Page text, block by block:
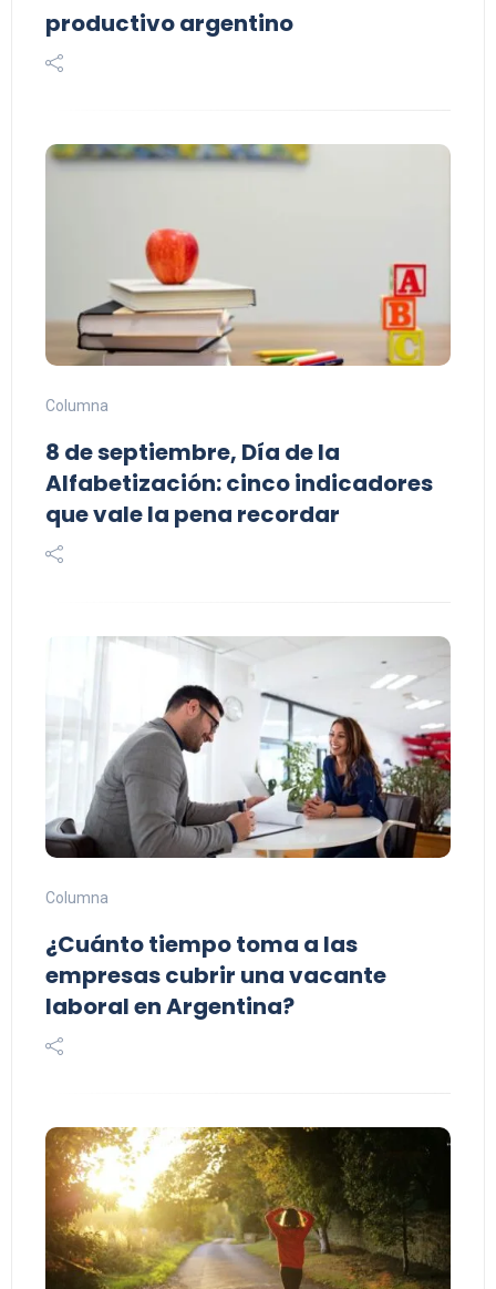
productivo argentino
Columna
8 de septiembre, Día de la
Alfabetización: cinco indicadores
que vale la pena recordar
Columna
¿Cuánto tiempo toma a las
empresas cubrir una vacante
laboral en Argentina?